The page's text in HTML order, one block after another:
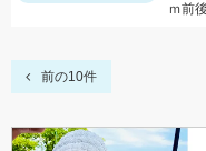
ｍ前後
前の10件